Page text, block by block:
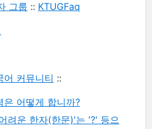
그룹 :: KTUGFaq
어 커뮤니티 ::
은 어떻게 합니까?
려운 한자(한문)'는 '?' 등으